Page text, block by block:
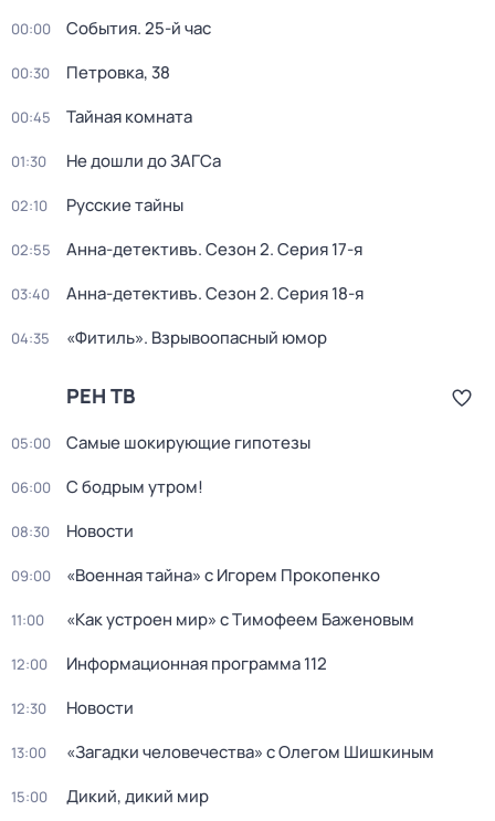
00:00 События. 25-й час
00:30 Петровка, 38
00:45 Тайная комната
01:30 Не дошли до ЗАГСа
02:10 Русские тайны
02:55 Анна-детективъ. Сезон 2. Серия 17-я
03:40 Анна-детективъ. Сезон 2. Серия 18-я
04:35 «Фитиль». Взрывоопасный юмор
РЕН ТВ
05:00 Самые шoкиpующие гипотезы
06:00 С бодрым утром!
08:30 Новости
09:00 «Военная тайна» с Игорем Прокопенко
11:00 «Как устроен мир» с Тимофеем Баженовым
12:00 Информационная программа 112
12:30 Новости
13:00 «Загадки человечества» с Олегом Шишкиным
15:00 Дикий, дикий мир